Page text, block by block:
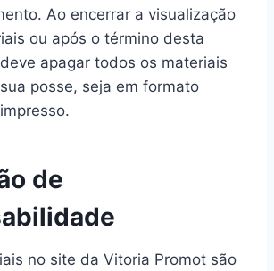
Ao encerrar a visualização
ou após o término desta
apagar todos os materiais
posse, seja em formato
de
no site da Vitoria Promot são